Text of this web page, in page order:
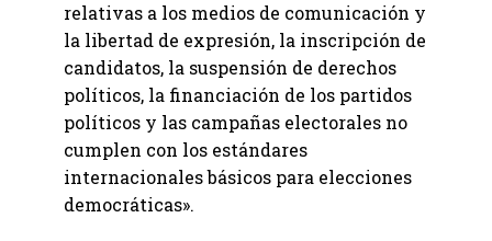
relativas a los medios de comunicación y
la libertad de expresión, la inscripción de
candidatos, la suspensión de derechos
políticos, la financiación de los partidos
políticos y las campañas electorales no
cumplen con los estándares
internacionales básicos para elecciones
democráticas».